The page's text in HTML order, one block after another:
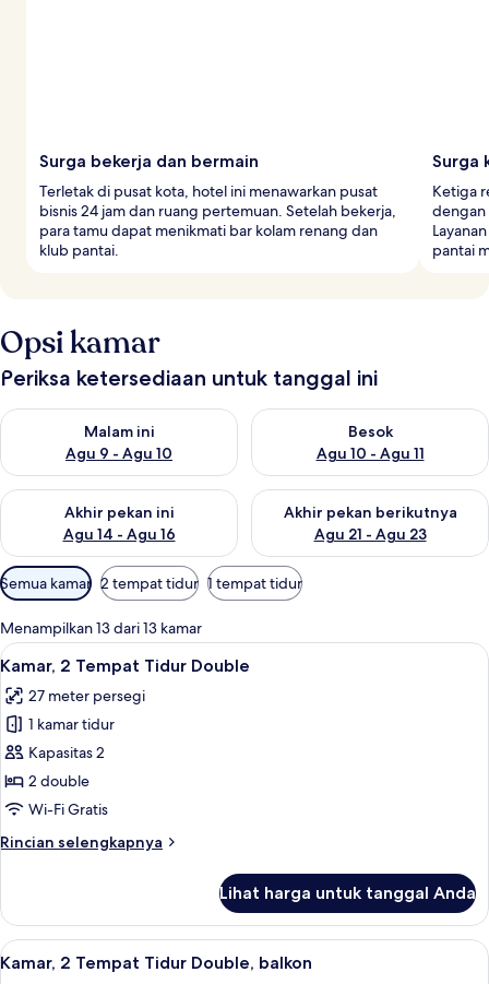
Surga bekerja dan bermain
Terletak di pusat kota, hotel ini menawarkan pusat
bisnis 24 jam dan ruang pertemuan. Setelah bekerja,
para tamu dapat menikmati bar kolam renang dan
klub pantai.
Surga
Ketiga
dengan
pantai
Opsi kamar
Periksa ketersediaan untuk tanggal ini
Malam ini
Agu 9 - Agu 10
Periksa ketersediaan untuk malam ini Agu 9 - Agu 10
Besok
Agu 10 - Agu 11
Periksa ketersediaan untuk
Akhir pekan ini
Agu 14 - Agu 16
Periksa ketersediaan untuk akhir pekan ini Agu 14 - Agu 16
Akhir pekan berikutnya
Agu 21 - Agu 23
Periksa ketersediaan untuk
Filter
tersedia
untuk
kamar
Semua kamar 2 tempat tidur 1 tempat tidur
Menampilkan 13 dari 13 kamar
Lihat
semua
foto
untuk
Kamar,
2
Tempat
Double
Kamar, 2 Tempat Tidur Double |
7
Kamar, 2 Tempat Tidur Double
27 meter persegi
1 kamar tidur
Kapasitas 2
2 double
Wi-Fi Gratis
Rincian selengkapnya
Rincian
Kamar,
Tempat
Lihat harga untuk tanggal Anda
Lihat
semua
Kamar, 2 Tempat Tidur Double,
10
Kamar, 2 Tempat Tidur Double, balkon